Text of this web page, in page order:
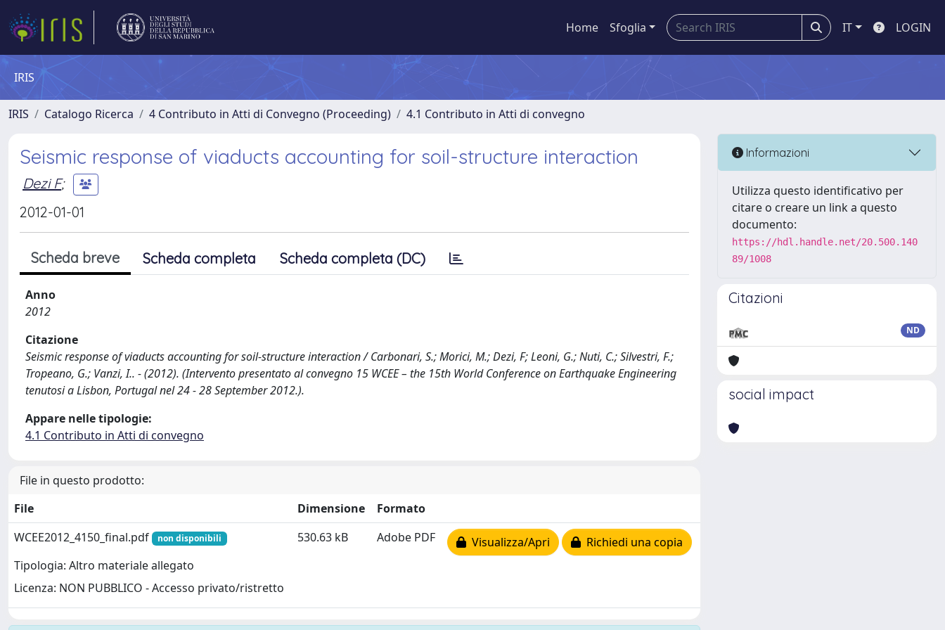
Home Sfoglia IT LOGIN
IRIS
IRIS Catalogo Ricerca 4 Contributo in Atti di Convegno (Proceeding) 4.1 Contributo in Atti di convegno
Seismic response of viaducts accounting for soil-structure interaction
Dezi F;
2012-01-01
Scheda breve Scheda completa Scheda completa (DC)
Anno
2012
Citazione
Seismic response of viaducts accounting for soil-structure interaction / Carbonari, S.; Morici, M.; Dezi, F; Leoni, G.; Nuti, C.; Silvestri, F.;
Tropeano, G.; Vanzi, I.. - (2012). (Intervento presentato al convegno 15 WCEE – the 15th World Conference on Earthquake Engineering
tenutosi a Lisbon, Portugal nel 24 - 28 September 2012.).
Appare nelle tipologie:
4.1 Contributo in Atti di convegno
File in questo prodotto:
File
Dimensione
Formato
WCEE2012_4150_final.pdf
non disponibili
Tipologia: Altro materiale allegato
Licenza: NON PUBBLICO - Accesso privato/ristretto
530.63 kB Adobe PDF Visualizza/Apri Richiedi una copia
Informazioni
Utilizza questo identificativo per
citare o creare un link a questo
documento:
https://hdl.handle.net/20.500.140
89/1008
Citazioni
ND
social impact